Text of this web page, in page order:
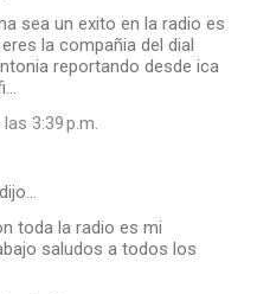
sea un exito en la radio es
la compañia del dial
reportando desde ica
3:39 p.m.
toda la radio es mi
saludos a todos los